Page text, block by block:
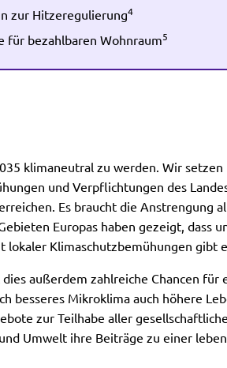
zur Hitzeregulierung4
für bezahlbaren Wohnraum5
klimaneutral zu werden. Wir
und Verpflichtungen des
Es braucht die
Europas haben gezeigt, dass
Klimaschutzbemühungen gibt
außerdem zahlreiche Chancen
besseres Mikroklima auch höhere
zur Teilhabe aller
Umwelt ihre Beiträge zu einer